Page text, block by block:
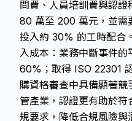
問費、人員培訓費與認
80 萬至 200 萬元，並需
投入約 30% 的工時配合
入成本：業務中斷事件
60%；取得 ISO 22301
購資格審查中具備顯著
管產業，認證更有助於
規要求，降低合規風險與